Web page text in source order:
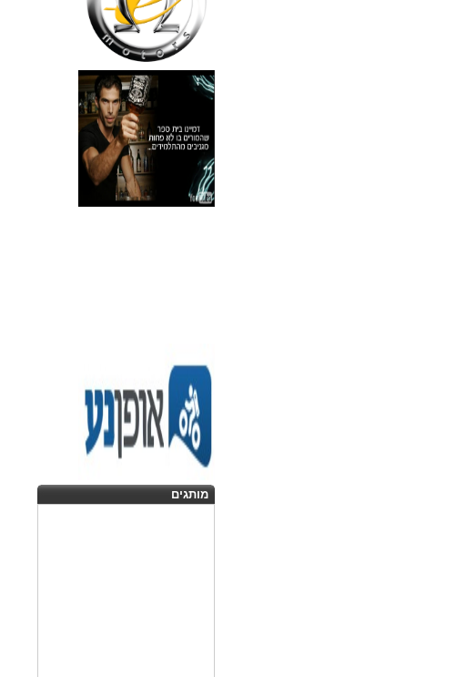
30
₪
מידע נוסף
איסי מיאקי לגבר L'eau D'issey
Pour Homme125ML by I
285
₪
מידע נוסף
מותגים